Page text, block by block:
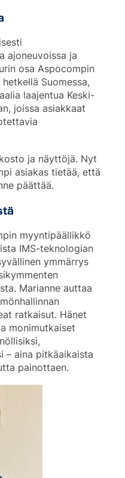
ajoneuvoissa ja
osa Aspocompin
Suomessa,
laajentua Keski-
joissa asiakkaat
ja näyttöjä. Nyt
asiakas tietää, että
päättää.
myyntipäällikkö
IMS-teknologian
ymmärrys
Marianne auttaa
ratkaisut. Hänet
monimutkaiset
– aina pitkäaikaista
painottaen.